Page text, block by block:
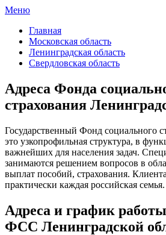
Меню
Главная
Московская область
Ленинградская область
Свердловская область
Адреса Фонда
страхования
Государственный Фонд социального
это узкопрофильная структура, в
важнейших для населения задач.
занимаются решением вопросов в
выплат пособий, страхования.
практически каждая российская семья.
Адреса и график
ФСС Ленинградской